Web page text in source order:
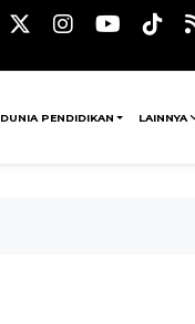
DUNIA PENDIDIKAN LAINNYA